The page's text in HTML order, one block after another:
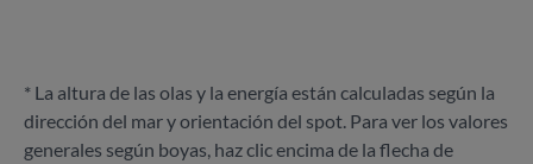
* La altura de las olas y la energía están calculadas según la
dirección del mar y orientación del spot. Para ver los valores
generales según boyas, haz clic encima de la flecha de